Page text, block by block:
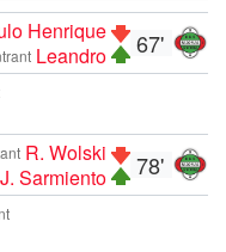
67'
Henrique
Leandro
78'
R. Wolski
J. Sarmiento